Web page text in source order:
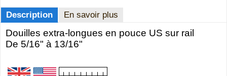
Description En savoir plus
Douilles extra-longues en pouce US sur rail
De 5/16" à 13/16"